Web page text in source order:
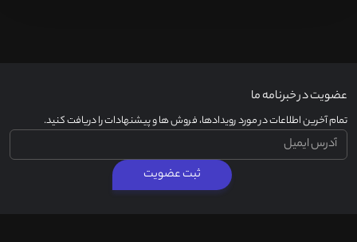
عضویت در خبرنامه ما
تمام آخرین اطلاعات در مورد رویدادها، فروش ها و پیشنهادات را دریافت کنید.
ثبت عضویت